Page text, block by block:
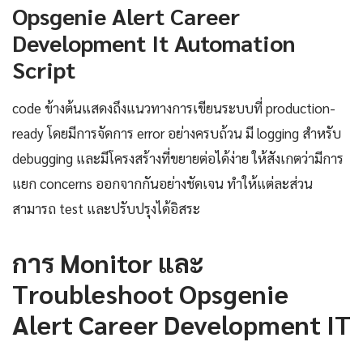
Opsgenie Alert Career
Development It Automation
Script
code ข้างต้นแสดงถึงแนวทางการเขียนระบบที่ production-
ready โดยมีการจัดการ error อย่างครบถ้วน มี logging สำหรับ
debugging และมีโครงสร้างที่ขยายต่อได้ง่าย ให้สังเกตว่ามีการ
แยก concerns ออกจากกันอย่างชัดเจน ทำให้แต่ละส่วน
สามารถ test และปรับปรุงได้อิสระ
การ Monitor และ
Troubleshoot Opsgenie
Alert Career Development IT